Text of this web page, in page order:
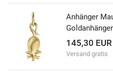
Anhänger
Goldanhänger
145,30 EUR
Versand gratis